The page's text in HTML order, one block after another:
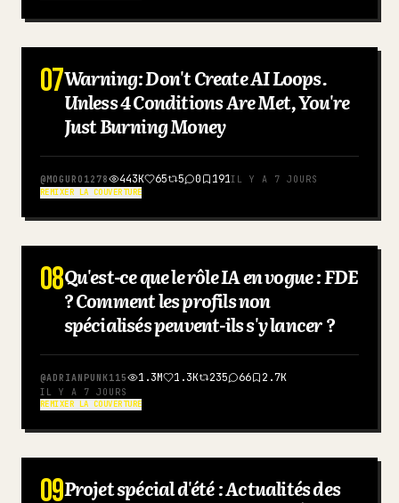
07Warning: Don't Create AI Loops.
Unless 4 Conditions Are Met, You're
Just Burning Money
@MOGURO1278 443K 65 5 0 191IL Y A 7 JOURS
REMIXER LA COUVERTURE
CHINOIS
08Qu'est-ce que le rôle IA en vogue : FDE
? Comment les profils non
spécialisés peuvent-ils s'y lancer ?
@ADRIANPUNK115 1.3M 1.3K 235 66 2.7K
IL Y A 7 JOURS
REMIXER LA COUVERTURE
JAPONAIS
09Projet spécial d'été : Actualités des